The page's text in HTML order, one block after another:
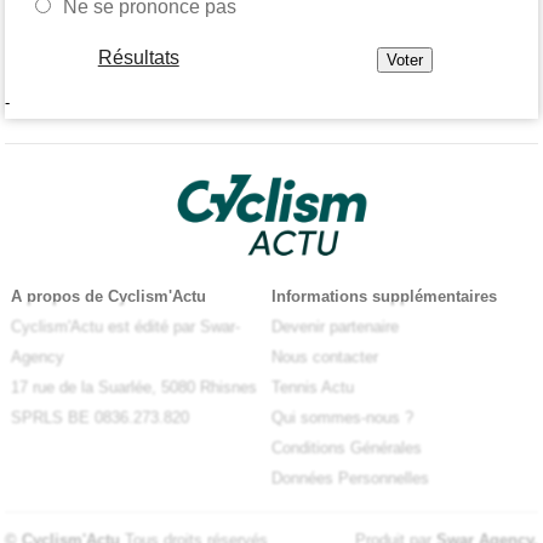
Ne se prononce pas
Résultats
-
A propos de Cyclism'Actu
Cyclism'Actu est édité par Swar-
Agency
17 rue de la Suarlée, 5080 Rhisnes
SPRLS BE 0836.273.820
Informations supplémentaires
Devenir partenaire
Nous contacter
Tennis Actu
Qui sommes-nous ?
Conditions Générales
Données Personnelles